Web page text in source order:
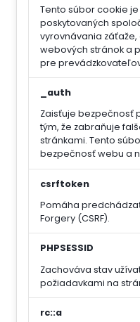
Tento súbor cookie
poskytovaných
vyrovnávania
webových stránok a
pre
_auth
Zaisťuje bezpečnosť
tým, že zabraňuje
stránkami. Tento
bezpečnosť webu a
csrftoken
Pomáha
Forgery (CSRF).
PHPSESSID
Zachováva stav
požiadavkami na
rc::a